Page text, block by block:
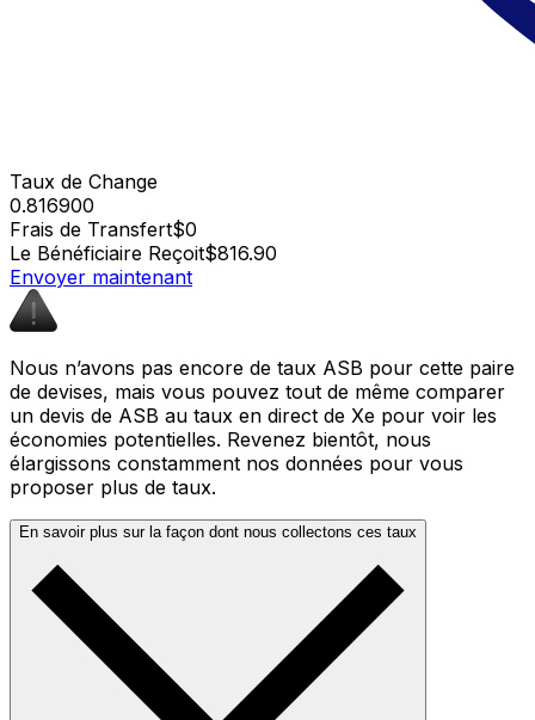
Taux de Change
0.816900
Frais de Transfert$0
Le Bénéficiaire Reçoit$816.90
Envoyer maintenant
Nous n’avons pas encore de taux ASB pour cette paire
de devises, mais vous pouvez tout de même comparer
un devis de ASB au taux en direct de Xe pour voir les
économies potentielles. Revenez bientôt, nous
élargissons constamment nos données pour vous
proposer plus de taux.
En savoir plus sur la façon dont nous collectons ces taux